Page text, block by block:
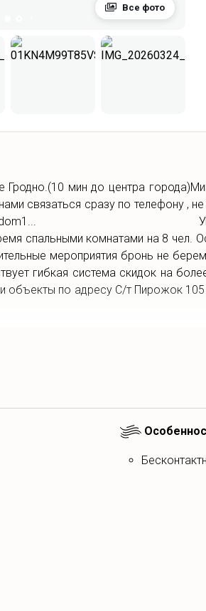
Все фото
Гродно.(10 мин до центра
связаться сразу по телефону ,
Solo_dom1...
спальными комнатами на 8 чел.
мероприятия бронь не
гибкая система скидок на
объекты по адресу С/т Пирожок